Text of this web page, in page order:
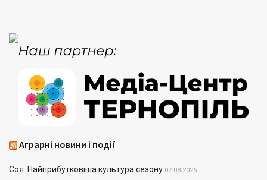
Аграрні новини і події
Соя: Найприбутковіша культура сезону 07.08.2026